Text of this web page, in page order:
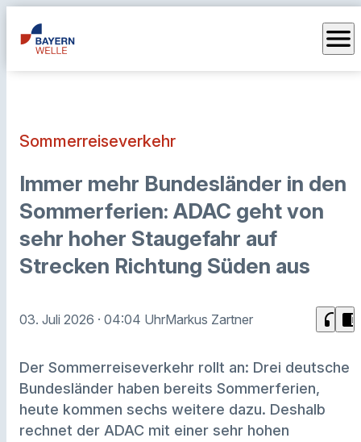
menu
Sommerreiseverkehr
Immer mehr Bundesländer in den
Sommerferien: ADAC geht von
sehr hoher Staugefahr auf
Strecken Richtung Süden aus
03. Juli 2026 · 04:04 UhrMarkus Zartner headphones chrome_reader_mode
Der Sommerreiseverkehr rollt an: Drei deutsche
Bundesländer haben bereits Sommerferien,
heute kommen sechs weitere dazu. Deshalb
rechnet der ADAC mit einer sehr hohen